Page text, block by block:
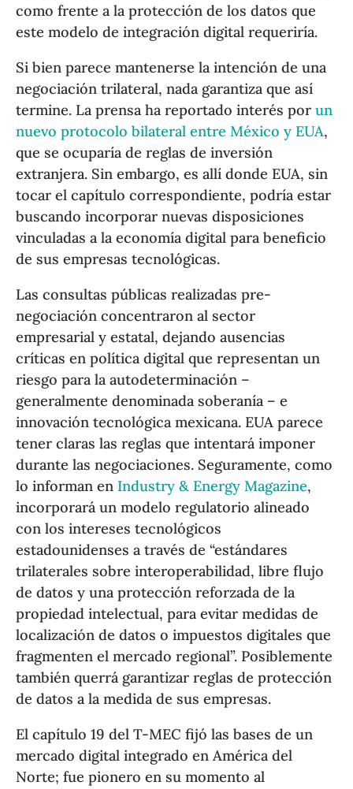
como frente a la protección de los datos que
este modelo de integración digital requeriría.
Si bien parece mantenerse la intención de una
negociación trilateral, nada garantiza que así
termine. La prensa ha reportado interés porun
nuevo protocolo bilateral entre México y EUA,
que se ocuparía de reglas de inversión
extranjera. Sin embargo, es allí donde EUA, sin
tocar el capítulo correspondiente, podría estar
buscando incorporar nuevas disposiciones
vinculadas a la economía digital para beneficio
de sus empresas tecnológicas.
Las consultas públicas realizadas pre-
negociación concentraron al sector
empresarial y estatal, dejando ausencias
críticas en política digital que representan un
riesgo para la autodeterminación –
generalmente denominada soberanía – e
innovación tecnológica mexicana. EUA parece
tener claras las reglas que intentará imponer
durante las negociaciones. Seguramente, como
lo informan en Industry & Energy Magazine,
incorporará un modelo regulatorio alineado
con los intereses tecnológicos
estadounidenses a través de “estándares
trilaterales sobre interoperabilidad, libre flujo
de datos y una protección reforzada de la
propiedad intelectual, para evitar medidas de
localización de datos o impuestos digitales que
fragmenten el mercado regional”. Posiblemente
también querrá garantizar reglas de protección
de datos a la medida de sus empresas.
El capítulo 19 del T-MEC fijó las bases de un
mercado digital integrado en América del
Norte; fue pionero en su momento al